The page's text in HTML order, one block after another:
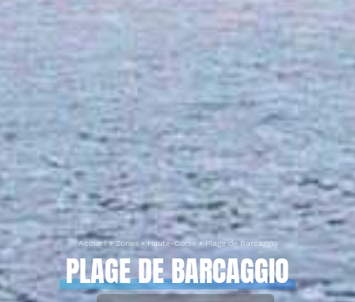
Accueil»Zones» Haute-Corse » Plage de Barcaggio
PLAGE DE BARCAGGIO